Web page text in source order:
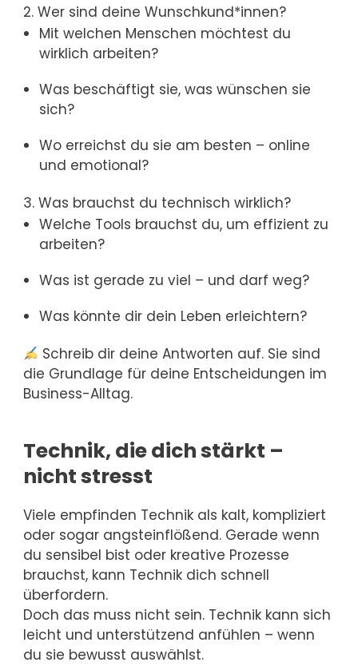
2. Wer sind deine Wunschkund*innen?
Mit welchen Menschen möchtest du
wirklich arbeiten?
Was beschäftigt sie, was wünschen sie
sich?
Wo erreichst du sie am besten – online
und emotional?
3. Was brauchst du technisch wirklich?
Welche Tools brauchst du, um effizient zu
arbeiten?
Was ist gerade zu viel – und darf weg?
Was könnte dir dein Leben erleichtern?
Schreib dir deine Antworten auf. Sie sind
die Grundlage für deine Entscheidungen im
Business-Alltag.
Technik, die dich stärkt –
nicht stresst
Viele empfinden Technik als kalt, kompliziert
oder sogar angsteinflößend. Gerade wenn
du sensibel bist oder kreative Prozesse
brauchst, kann Technik dich schnell
überfordern.
Doch das muss nicht sein. Technik kann sich
leicht und unterstützend anfühlen – wenn
du sie bewusst auswählst.